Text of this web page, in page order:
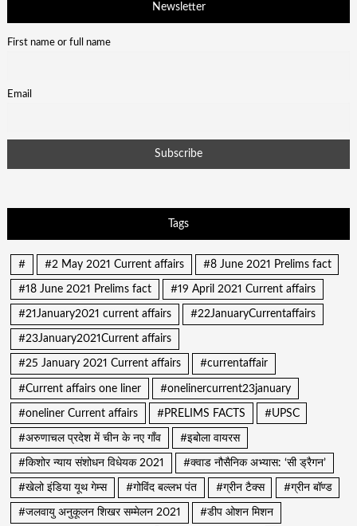
Newsletter
First name or full name
Email
Tags
# #2 May 2021 Current affairs #8 June 2021 Prelims fact
#18 June 2021 Prelims fact #19 April 2021 Current affairs
#21January2021 current affairs #22JanuaryCurrentaffairs
#23January2021Current affairs
#25 January 2021 Current affairs #currentaffair
#Current affairs one liner #onelinercurrent23january
#oneliner Current affairs #PRELIMS FACTS #UPSC
#अरुणाचल प्रदेश में चीन के नए गाँव #इबोला वायरस
#किशोर न्याय संशोधन विधेयक 2021 #क्वाड नौसैनिक अभ्यास: ‘सी ड्रैगन’
#खेलो इंडिया यूथ गेम्स #गोविंद बल्लभ पंत #ग्रीन टैक्स #ग्रीन बॉण्ड
#जलवायु अनुकूलन शिखर सम्मेलन 2021 #डीप ओशन मिशन